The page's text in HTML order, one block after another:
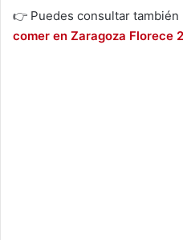
👉 Puedes consultar
comer en Zaragoza Florece